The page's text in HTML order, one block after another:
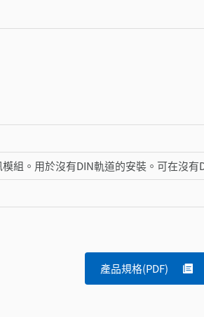
組。用於沒有DIN軌道的安裝。可在沒有
產品規格(PDF)